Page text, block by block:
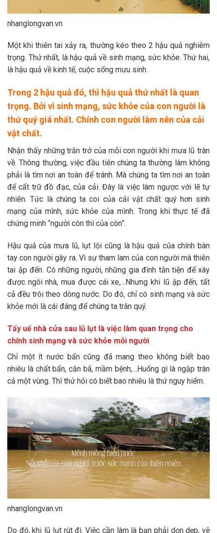
nhanglongvan.vn
Một khi thiên tai xảy ra, thường kéo theo 2 hậu quả nghiêm
trọng. Thứ nhất, là hậu quả về sinh mạng, sức khỏe. Thứ hai,
là hậu quả về kinh tế, cuộc sống mưu sinh.
Trong 2 hậu quả đó, thì hậu quả thứ nhất là quan
trọng. Bởi vì sinh mạng, sức khỏe của con người là
thứ quý giá nhất. Chính con người làm nên của cải
vật chất.
Nhận thấy những trăn trở của mỗi con người khi mưa lũ tràn
về. Thông thường, việc đầu tiên chúng ta thường làm không
phải là tìm nơi an toàn để tránh. Mà chúng ta tìm nơi an toàn
để cất trữ đồ đạc, của cải. Đây là việc làm ngược với lẽ tự
nhiên. Tức là chúng ta coi của cải vật chất quý hơn sinh
mạng của mình, sức khỏe của mình. Trong khi thực tế đã
chứng minh “người còn thì của còn”.
Hậu quả của mưa lũ, lụt lội cũng là hậu quả của chính bàn
tay con người gây ra. Vì sự tham lam của con người mà thiên
tai ập đến. Có những người, những gia đình tằn tiện để xây
được ngôi nhà, mua được cái xe,…Nhưng khi lũ ập đến, tất
cả đều trôi theo dòng nước. Do đó, chỉ có sinh mạng và sức
khỏe mới là cái đáng để chúng ta trân quý.
Tẩy uế nhà cửa sau lũ lụt là việc làm quan trọng cho
chính sinh mạng và sức khỏe mỗi người
Chỉ một ít nước bẩn cũng đã mang theo không biết bao
nhiêu là chất bẩn, căn bã, mầm bệnh,…Huống gì là ngập tràn
cả một vùng. Thì thử hỏi có biết bao nhiêu là thứ nguy hiểm.
nhanglongvan.vn
Do đó, khi lũ lụt rút đi. Việc cần làm là bạn phải dọn dẹp, vệ